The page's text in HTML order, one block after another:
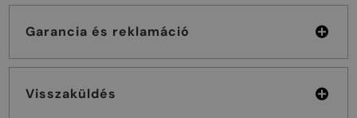
Garancia és reklamáció
Visszaküldés